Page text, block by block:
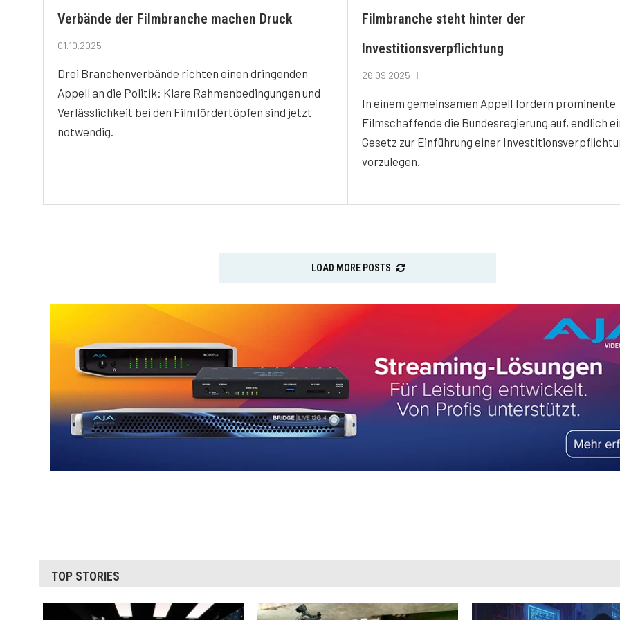
Verbände der Filmbranche machen Druck
01.10.2025
Drei Branchenverbände richten einen dringenden
Appell an die Politik: Klare Rahmenbedingungen und
Verlässlichkeit bei den Filmfördertöpfen sind jetzt
notwendig.
Filmbranche steht hinter der
Investitionsverpflichtung
26.09.2025
In einem gemeinsamen Appell fordern prominente
Filmschaffende die Bundesregierung auf, endlich
Gesetz zur Einführung einer
vorzulegen.
LOAD MORE POSTS
TOP STORIES